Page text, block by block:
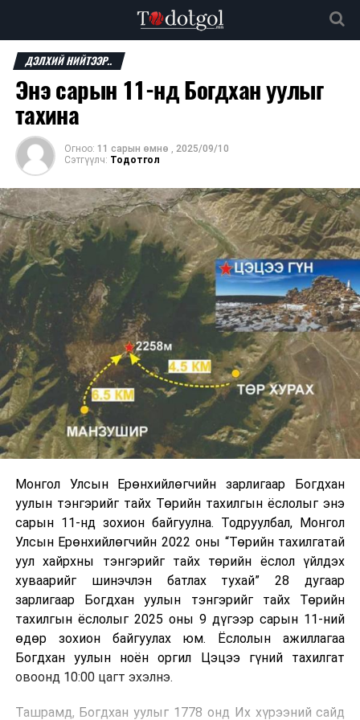
ДЭЛХИЙ НИЙТЭЭР..
Энэ сарын 11-нд Богдхан уулыг
тахина
Огноо: 11 сарын өмнө , 2025/09/10
Сэтгүүлч: Тодотгол
Монгол Улсын Ерөнхийлөгчийн зарлигаар Богдхан
уулын тэнгэрийг тайх Төрийн тахилгын ёслолыг энэ
сарын 11-нд зохион байгуулна. Тодруулбал, Монгол
Улсын Ерөнхийлөгчийн 2022 оны “Төрийн тахилгатай
уул хайрхны тэнгэрийг тайх төрийн ёслол үйлдэх
хуваарийг шинэчлэн батлах тухай” 28 дугаар
зарлигаар Богдхан уулын тэнгэрийг тайх Төрийн
тахилгын ёслолыг 2025 оны 9 дүгээр сарын 11-ний
өдөр зохион байгуулах юм. Ёслолын ажиллагаа
Богдхан уулын ноён оргил Цэцээ гүний тахилгат
овоонд 10:00 цагт эхэлнэ.
Ташрамд, Богдхан уулыг 1778 онд Их хүрээний сайд